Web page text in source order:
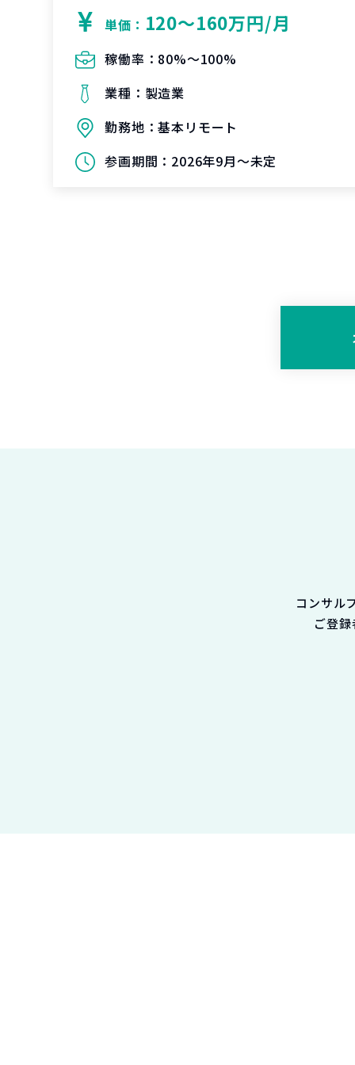
単価： 120〜160万円/月
稼働率： 80%〜100%
業種： 製造業
勤務地：基本リモート
参画期間： 2026年9月～未定
コンサル
ご登